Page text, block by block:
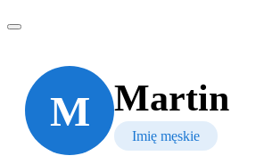
M Martin
Imię męskie